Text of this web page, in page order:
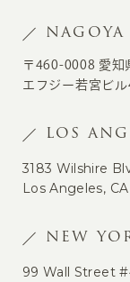
〒460-0008 愛知
エフジー若宮ビル
LOS
3183 Wilshire
Los Angeles,
NEW
99 Wall Street